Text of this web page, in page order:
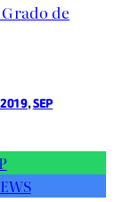
de
2019, SEP